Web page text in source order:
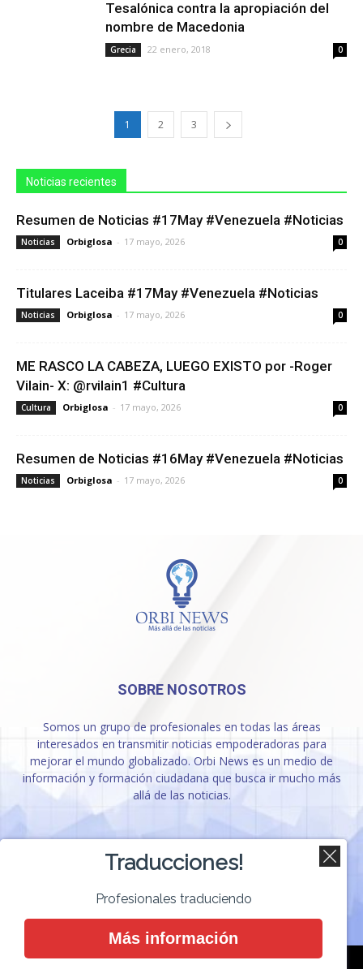
Tesalónica contra la apropiación del
nombre de Macedonia
Grecia 22 enero, 2018 0
1 2 3
Noticias recientes
Resumen de Noticias #17May #Venezuela #Noticias
Noticias Orbiglosa - 17 mayo, 2026 0
Titulares Laceiba #17May #Venezuela #Noticias
Noticias Orbiglosa - 17 mayo, 2026 0
ME RASCO LA CABEZA, LUEGO EXISTO por -Roger
Vilain- X: @rvilain1 #Cultura
Cultura Orbiglosa - 17 mayo, 2026 0
Resumen de Noticias #16May #Venezuela #Noticias
Noticias Orbiglosa - 17 mayo, 2026 0
SOBRE NOSOTROS
Somos un grupo de profesionales en todas las áreas
interesados en transmitir noticias empoderadoras para
mejorar el mundo globalizado. Orbi News es un medio de
información y formación ciudadana que busca ir mucho más
allá de las noticias.
SÍGUENOS
Traducciones!
Profesionales traduciendo
Más información